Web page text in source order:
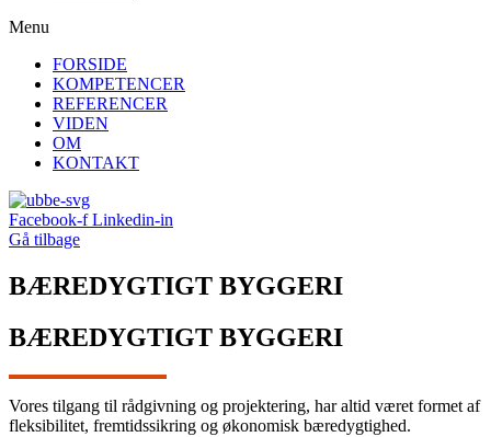
Menu
FORSIDE
KOMPETENCER
REFERENCER
VIDEN
OM
KONTAKT
Facebook-f Linkedin-in
Gå tilbage
BÆREDYGTIGT BYGGERI
BÆREDYGTIGT BYGGERI
Vores tilgang til rådgivning og projektering, har altid været formet af
fleksibilitet, fremtidssikring og økonomisk bæredygtighed.